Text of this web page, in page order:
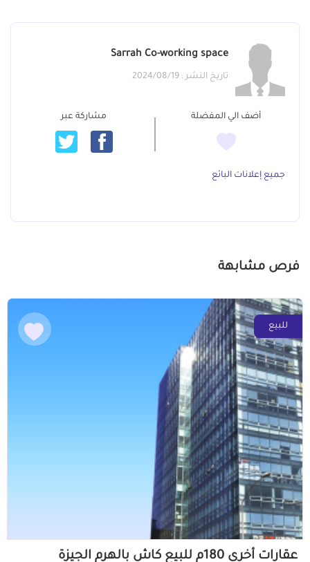
Sarrah Co-working space
تاريخ النشر : 2024/08/19
أضف الي المفضلة مشاركة عبر
جميع إعلانات البائع
فرص مشابهة
للبيع
عقارات أخرى 180م للبيع كاش بالهرم الجيزة